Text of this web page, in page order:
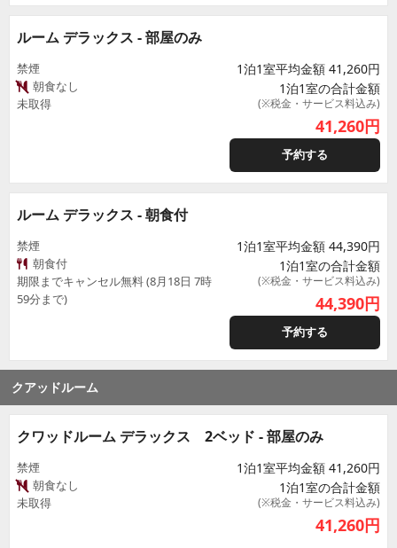
ルーム デラックス - 部屋のみ
禁煙
朝食なし
未取得
1泊1室平均金額 41,260円
1泊1室の合計金額
(※税金・サービス料込み)
41,260円
予約する
ルーム デラックス - 朝食付
禁煙
朝食付
期限までキャンセル無料 (8月18日 7時
59分まで)
1泊1室平均金額 44,390円
1泊1室の合計金額
(※税金・サービス料込み)
44,390円
予約する
クアッドルーム
クワッドルーム デラックス 2ベッド - 部屋のみ
禁煙
朝食なし
未取得
1泊1室平均金額 41,260円
1泊1室の合計金額
(※税金・サービス料込み)
41,260円